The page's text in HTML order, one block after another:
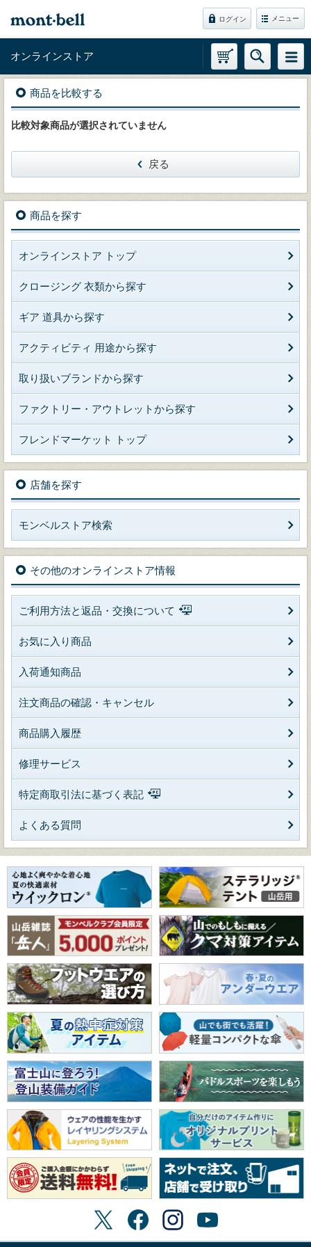
ログイン メニュー
オンラインストア
商品を比較する
比較対象商品が選択されていません
戻る
商品を探す
オンラインストア トップ
クロージング 衣類から探す
ギア 道具から探す
アクティビティ 用途から探す
取り扱いブランドから探す
ファクトリー・アウトレットから探す
フレンドマーケット トップ
店舗を探す
モンベルストア検索
その他のオンラインストア情報
ご利用方法と返品・交換について
お気に入り商品
入荷通知商品
注文商品の確認・キャンセル
商品購入履歴
修理サービス
特定商取引法に基づく表記
よくある質問